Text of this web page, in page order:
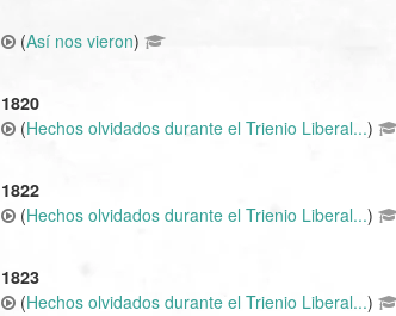
(Así nos vieron)
1820
(Hechos olvidados durante el Trienio Liberal...)
1822
(Hechos olvidados durante el Trienio Liberal...)
1823
(Hechos olvidados durante el Trienio Liberal...)